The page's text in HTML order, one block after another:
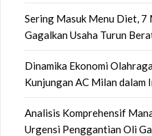
Sering Masuk Menu Diet, 7
Gagalkan Usaha Turun
Dinamika Ekonomi
Kunjungan AC Milan dalam
Analisis Komprehensif
Urgensi Penggantian Oli